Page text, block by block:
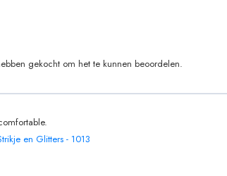
gekocht om het te kunnen beoordelen.
en Glitters - 1013